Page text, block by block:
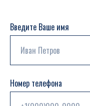
Введите Ваше имя
Номер телефона